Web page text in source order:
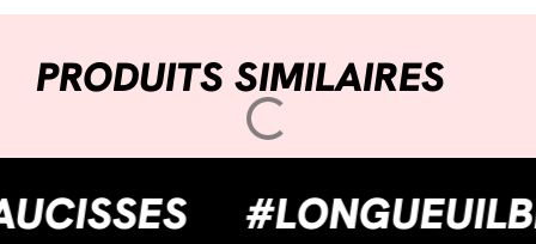
PRODUITS SIMILAIRES